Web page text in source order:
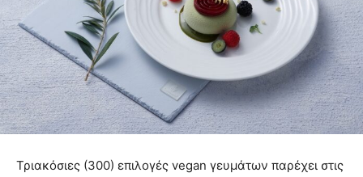
Τριακόσιες (300) επιλογές vegan γευμάτων παρέχει στις